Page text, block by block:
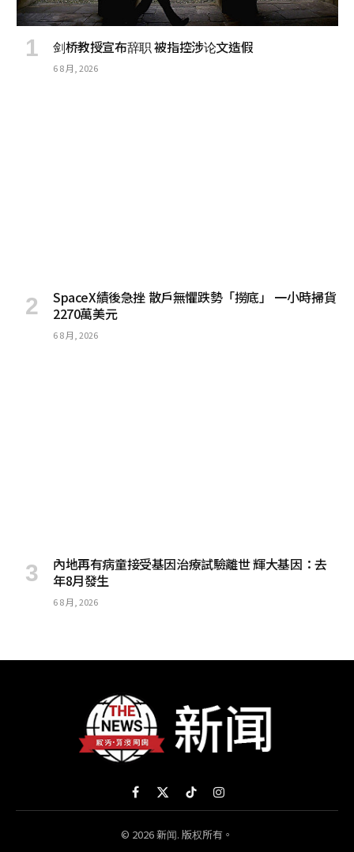
剑桥教授宣布辞职 被指控涉论文造假
6 8 月, 2026
SpaceX績後急挫 散戶無懼跌勢「撈底」 一小時掃貨
2270萬美元
6 8 月, 2026
內地再有病童接受基因治療試驗離世 輝大基因：去
年8月發生
6 8 月, 2026
Facebook
X
(Twitter)
TikTokInstagram
© 2026 新闻. 版权所有。